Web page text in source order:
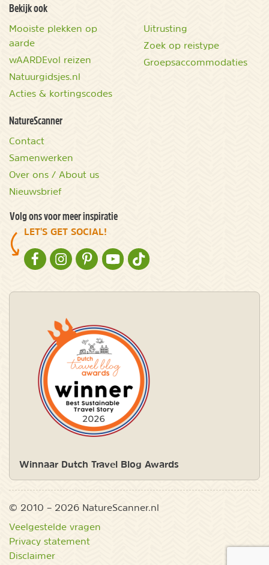
Bekijk ook
Mooiste plekken op
aarde
wAARDEvol reizen
Natuurgidsjes.nl
Acties & kortingscodes
Uitrusting
Zoek op reistype
Groepsaccommodaties
NatureScanner
Contact
Samenwerken
Over ons / About us
Nieuwsbrief
Volg ons voor meer inspiratie
LET'S GET SOCIAL!
NATURESCANNER OP FACEBOOK
NATURESCANNER OP INSTAGRAM
NATURESCANNER OP PINTEREST
NATURESCANNER OP YOUTUBE
NATURESCANNER OP TIKTOK
Winnaar Dutch Travel Blog Awards
© 2010 – 2026 NatureScanner.nl
Veelgestelde vragen
Privacy statement
Disclaimer